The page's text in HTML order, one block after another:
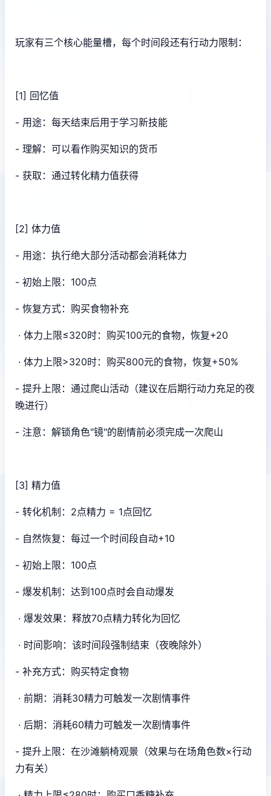
玩家有三个核心能量槽，每个时间段还有行动力限制：
[1] 回忆值
- 用途：每天结束后用于学习新技能
- 理解：可以看作购买知识的货币
- 获取：通过转化精力值获得
[2] 体力值
- 用途：执行绝大部分活动都会消耗体力
- 初始上限：100点
- 恢复方式：购买食物补充
· 体力上限≤320时：购买100元的食物，恢复+20
· 体力上限>320时：购买800元的食物，恢复+50%
- 提升上限：通过爬山活动（建议在后期行动力充足的夜
晚进行）
- 注意：解锁角色"镜"的剧情前必须完成一次爬山
[3] 精力值
- 转化机制：2点精力 = 1点回忆
- 自然恢复：每过一个时间段自动+10
- 初始上限：100点
- 爆发机制：达到100点时会自动爆发
· 爆发效果：释放70点精力转化为回忆
· 时间影响：该时间段强制结束（夜晚除外）
- 补充方式：购买特定食物
· 前期：消耗30精力可触发一次剧情事件
· 后期：消耗60精力可触发一次剧情事件
- 提升上限：在沙滩躺椅观景（效果与在场角色数×行动
力有关）